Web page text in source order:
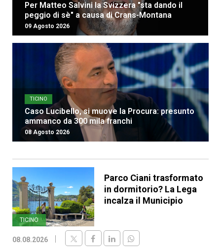
Per Matteo Salvini la Svizzera "sta dando il
peggio di sè" a causa di Crans-Montana
09 Agosto 2026
TICINO
Caso Lucibello, si muove la Procura: presunto
ammanco da 300 mila franchi
08 Agosto 2026
TICINO
Parco Ciani trasformato
in dormitorio? La Lega
incalza il Municipio
08.08.2026